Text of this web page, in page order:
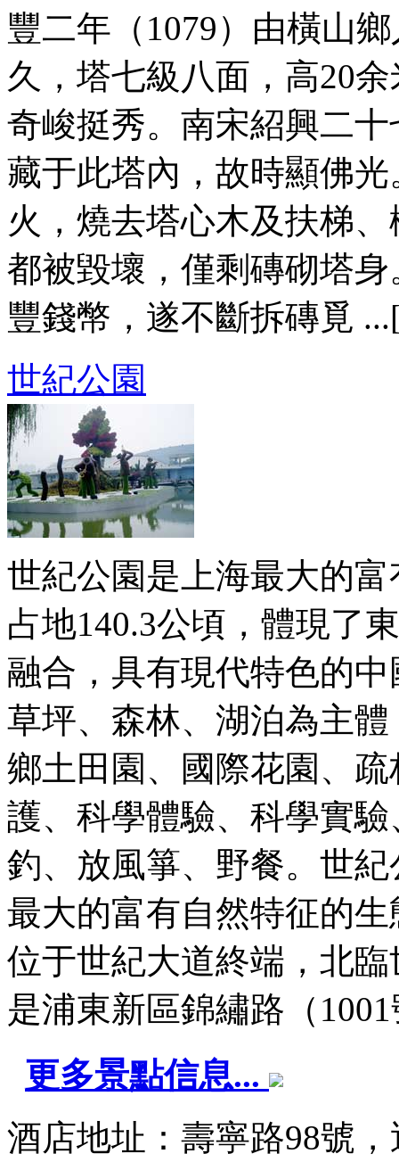
豐二年（1079）由橫山
久，塔七級八面，高20
奇峻挺秀。南宋紹興二
藏于此塔內，故時顯佛
火，燒去塔心木及扶梯
都被毀壞，僅剩磚砌塔
豐錢幣，遂不斷拆磚覓
世紀公園
世紀公園是上海最大的
占地140.3公頃，體現了
融合，具有現代特色的
草坪、森林、湖泊為主
鄉土田園、國際花園、
護、科學體驗、科學實
釣、放風箏、野餐。世
最大的富有自然特征的
位于世紀大道終端，北
是浦東新區錦繡路（
更多景點信息...
酒店地址：壽寧路98號